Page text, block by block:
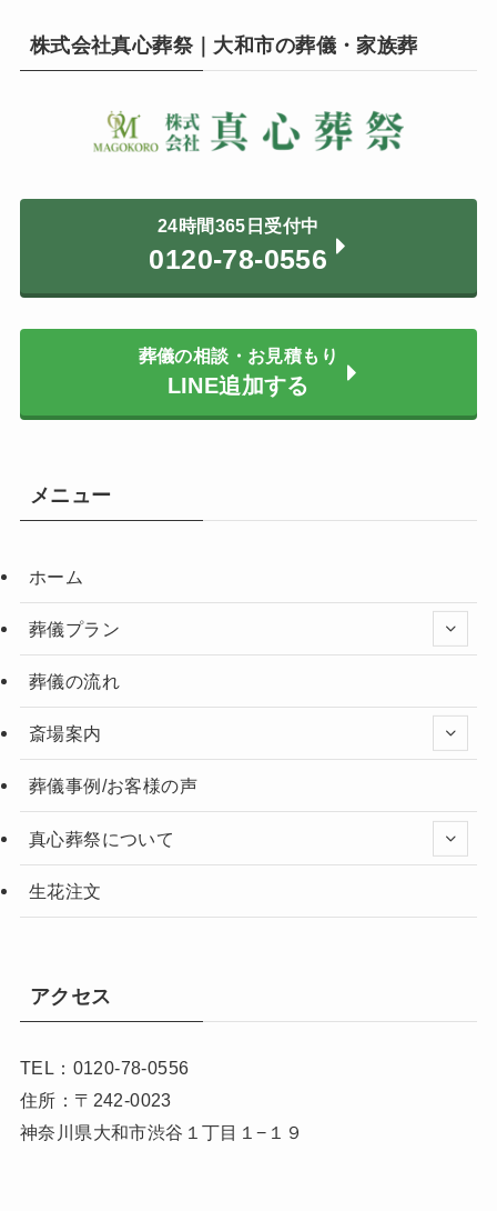
株式会社真心葬祭｜大和市の葬儀・家族葬
24時間365日受付中
0120-78-0556
葬儀の相談・お見積もり
LINE追加する
メニュー
ホーム
葬儀プラン
葬儀の流れ
斎場案内
葬儀事例/お客様の声
真心葬祭について
生花注文
アクセス
TEL：0120-78-0556
住所：〒242-0023
神奈川県大和市渋谷１丁目１−１９